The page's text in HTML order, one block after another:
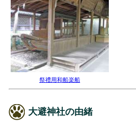
祭禮用和船楽船
大避神社の由緒